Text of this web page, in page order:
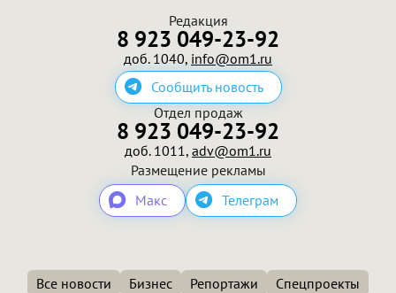
Редакция
8 923 049-23-92
доб. 1040, info@om1.ru
Сообщить новость
Отдел продаж
8 923 049-23-92
доб. 1011, adv@om1.ru
Размещение рекламы
Макс
Телеграм
Все новости Бизнес Репортажи
Спецпроекты